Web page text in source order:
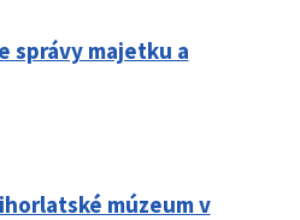
správy majetku a
múzeum v